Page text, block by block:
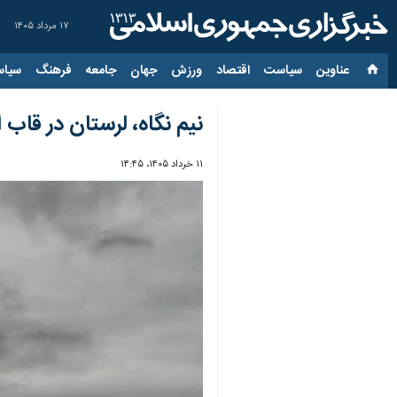
۱۷ مرداد ۱۴۰۵
عناوین‌ سیاست اقتصاد ورزش جهان جامعه فرهنگ
نیم نگاه، لرستان در قاب
۱۱ خرداد ۱۴۰۵، ۱۴:۴۵